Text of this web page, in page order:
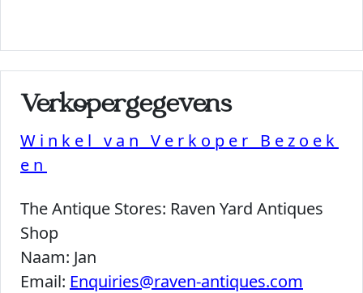
Verkopergegevens
Winkel van Verkoper Bezoek
en
The Antique Stores: Raven Yard Antiques
Shop
Naam: Jan
Email: Enquiries@raven-antiques.com